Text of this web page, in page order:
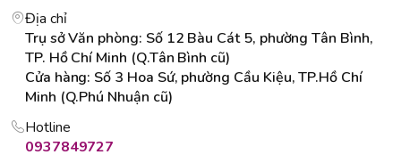
Địa chỉ
Trụ sở Văn phòng: Số 12 Bàu Cát 5, phường Tân Bình,
TP. Hồ Chí Minh (Q.Tân Bình cũ)
Cửa hàng: Số 3 Hoa Sứ, phường Cầu Kiệu, TP.Hồ Chí
Minh (Q.Phú Nhuận cũ)
Hotline
0937849727